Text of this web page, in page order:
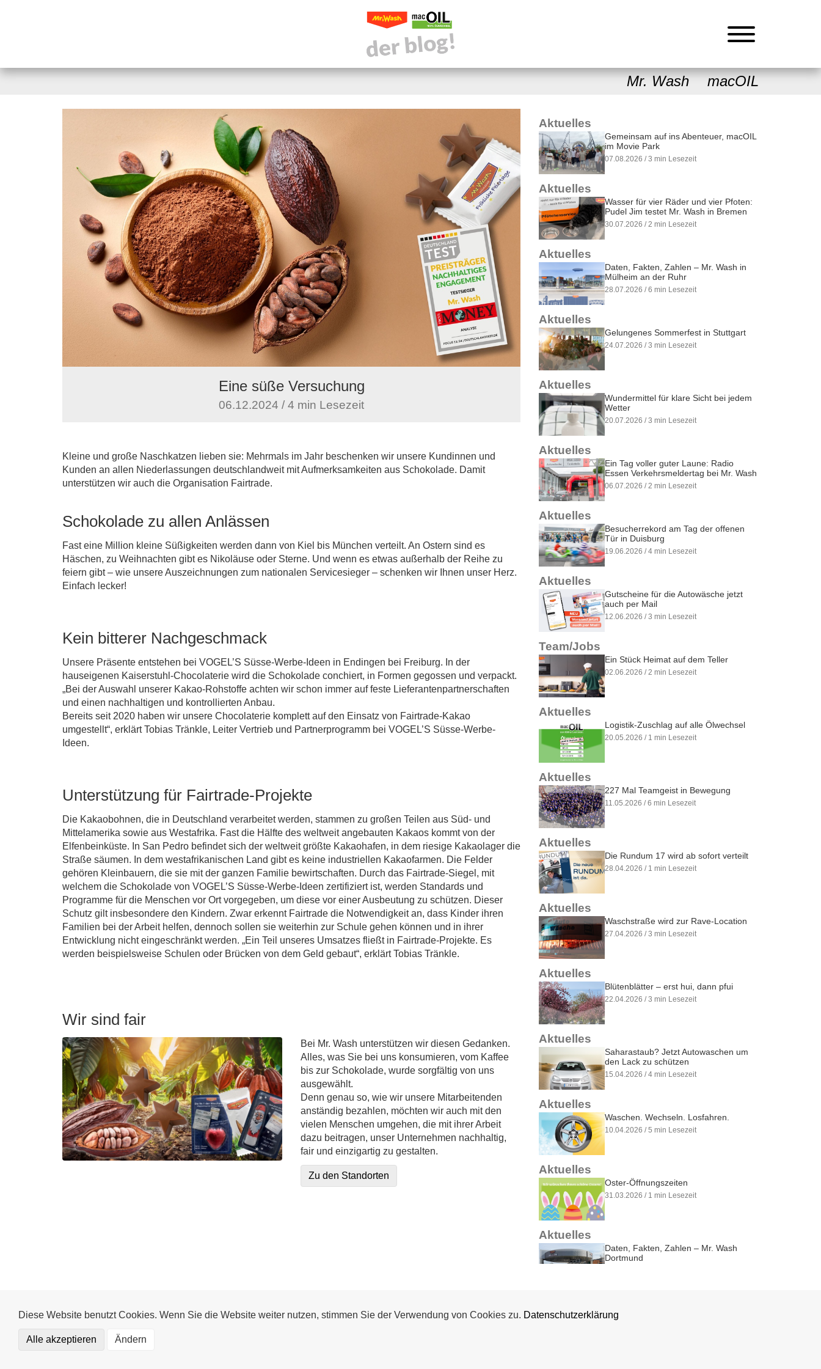
Mr. Wash macOIL
Eine süße Versuchung
06.12.2024 / 4 min Lesezeit
Kleine und große Naschkatzen lieben sie: Mehrmals im Jahr beschenken wir unsere Kundinnen und
Kunden an allen Niederlassungen deutschlandweit mit Aufmerksamkeiten aus Schokolade. Damit
unterstützen wir auch die Organisation Fairtrade.
Schokolade zu allen Anlässen
Fast eine Million kleine Süßigkeiten werden dann von Kiel bis München verteilt. An Ostern sind es
Häschen, zu Weihnachten gibt es Nikoläuse oder Sterne. Und wenn es etwas außerhalb der Reihe zu
feiern gibt – wie unsere Auszeichnungen zum nationalen Servicesieger – schenken wir Ihnen unser Herz.
Einfach lecker!
Kein bitterer Nachgeschmack
Unsere Präsente entstehen bei VOGEL’S Süsse-Werbe-Ideen in Endingen bei Freiburg. In der
hauseigenen Kaiserstuhl-Chocolaterie wird die Schokolade conchiert, in Formen gegossen und verpackt.
„Bei der Auswahl unserer Kakao-Rohstoffe achten wir schon immer auf feste Lieferantenpartnerschaften
und einen nachhaltigen und kontrollierten Anbau.
Bereits seit 2020 haben wir unsere Chocolaterie komplett auf den Einsatz von Fairtrade-Kakao
umgestellt“, erklärt Tobias Tränkle, Leiter Vertrieb und Partnerprogramm bei VOGEL’S Süsse-Werbe-
Ideen.
Unterstützung für Fairtrade-Projekte
Die Kakaobohnen, die in Deutschland verarbeitet werden, stammen zu großen Teilen aus Süd- und
Mittelamerika sowie aus Westafrika. Fast die Hälfte des weltweit angebauten Kakaos kommt von der
Elfenbeinküste. In San Pedro befindet sich der weltweit größte Kakaohafen, in dem riesige Kakaolager die
Straße säumen. In dem westafrikanischen Land gibt es keine industriellen Kakaofarmen. Die Felder
gehören Kleinbauern, die sie mit der ganzen Familie bewirtschaften. Durch das Fairtrade-Siegel, mit
welchem die Schokolade von VOGEL’S Süsse-Werbe-Ideen zertifiziert ist, werden Standards und
Programme für die Menschen vor Ort vorgegeben, um diese vor einer Ausbeutung zu schützen. Dieser
Schutz gilt insbesondere den Kindern. Zwar erkennt Fairtrade die Notwendigkeit an, dass Kinder ihren
Familien bei der Arbeit helfen, dennoch sollen sie weiterhin zur Schule gehen können und in ihrer
Entwicklung nicht eingeschränkt werden. „Ein Teil unseres Umsatzes fließt in Fairtrade-Projekte. Es
werden beispielsweise Schulen oder Brücken von dem Geld gebaut“, erklärt Tobias Tränkle.
Wir sind fair
Bei Mr. Wash unterstützen wir diesen Gedanken.
Alles, was Sie bei uns konsumieren, vom Kaffee
bis zur Schokolade, wurde sorgfältig von uns
ausgewählt.
Denn genau so, wie wir unsere Mitarbeitenden
anständig bezahlen, möchten wir auch mit den
vielen Menschen umgehen, die mit ihrer Arbeit
dazu beitragen, unser Unternehmen nachhaltig,
fair und einzigartig zu gestalten.
Zu den Standorten
Aktuelles
Gemeinsam auf ins Abenteuer, macOIL
im Movie Park
07.08.2026 / 3 min Lesezeit
Aktuelles
Wasser für vier Räder und vier Pfoten:
Pudel Jim testet Mr. Wash in Bremen
30.07.2026 / 2 min Lesezeit
Aktuelles
Daten, Fakten, Zahlen – Mr. Wash in
Mülheim an der Ruhr
28.07.2026 / 6 min Lesezeit
Aktuelles
Gelungenes Sommerfest in Stuttgart
24.07.2026 / 3 min Lesezeit
Aktuelles
Wundermittel für klare Sicht bei jedem
Wetter
20.07.2026 / 3 min Lesezeit
Aktuelles
Ein Tag voller guter Laune: Radio
Essen Verkehrsmeldertag bei Mr. Wash
06.07.2026 / 2 min Lesezeit
Aktuelles
Besucherrekord am Tag der offenen
Tür in Duisburg
19.06.2026 / 4 min Lesezeit
Aktuelles
Gutscheine für die Autowäsche jetzt
auch per Mail
12.06.2026 / 3 min Lesezeit
Team/Jobs
Ein Stück Heimat auf dem Teller
02.06.2026 / 2 min Lesezeit
Aktuelles
Logistik-Zuschlag auf alle Ölwechsel
20.05.2026 / 1 min Lesezeit
Aktuelles
227 Mal Teamgeist in Bewegung
11.05.2026 / 6 min Lesezeit
Aktuelles
Die Rundum 17 wird ab sofort verteilt
28.04.2026 / 1 min Lesezeit
Aktuelles
Waschstraße wird zur Rave-Location
27.04.2026 / 3 min Lesezeit
Aktuelles
Blütenblätter – erst hui, dann pfui
22.04.2026 / 3 min Lesezeit
Aktuelles
Saharastaub? Jetzt Autowaschen um
den Lack zu schützen
15.04.2026 / 4 min Lesezeit
Aktuelles
Waschen. Wechseln. Losfahren.
10.04.2026 / 5 min Lesezeit
Aktuelles
Oster-Öffnungszeiten
31.03.2026 / 1 min Lesezeit
Aktuelles
Daten, Fakten, Zahlen – Mr. Wash
Dortmund
Ist das noch nützlich oder kann das
weg?
Diese Website benutzt Cookies. Wenn Sie die Website weiter nutzen, stimmen Sie der Verwendung von Cookies zu. Datenschutzerklärung
Alle akzeptieren
Ändern